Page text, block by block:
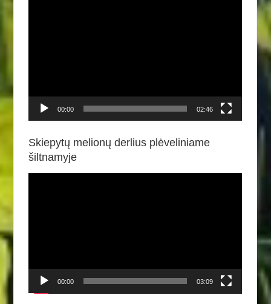
00:00 02:46
Skiepytų melionų derlius plėveliniame
šiltnamyje
00:00 03:09